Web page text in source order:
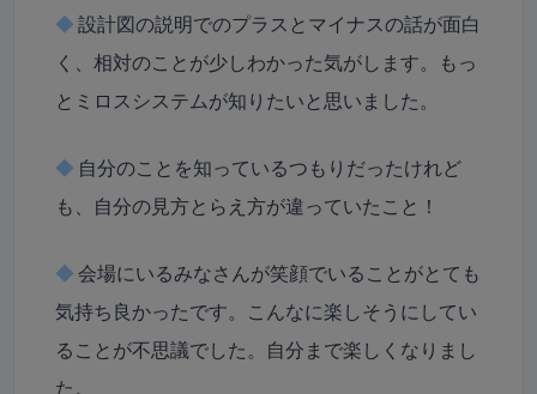
◆ 設計図の説明でのプラスとマイナスの話が面白
く、相対のことが少しわかった気がします。もっ
とミロスシステムが知りたいと思いました。
◆ 自分のことを知っているつもりだったけれど
も、自分の見方とらえ方が違っていたこと！
◆ 会場にいるみなさんが笑顔でいることがとても
気持ち良かったです。こんなに楽しそうにしてい
ることが不思議でした。自分まで楽しくなりまし
た。